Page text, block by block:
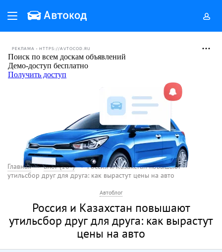
РЕКЛАМА • HTTPS://AVTOCOD.RU
Главная Блог (18+)
Россия и Казахстан повышают
утильсбор друг для друга: как вырастут цены на авто
Автоблог
Россия и Казахстан повышают
утильсбор друг для друга: как вырастут
цены на авто